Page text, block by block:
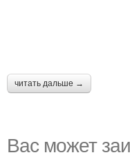
читать дальше →
Вас может